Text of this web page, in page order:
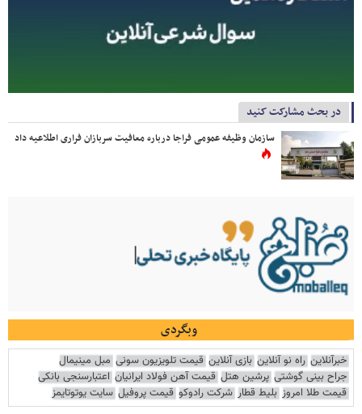
در بحث مشارکت کنید
سازمان وظیفه عمومی فراجا درباره معافیت سربازان فراری اطلاعیه داد
وبگردی
خبرآنلاین راه نو آنلاین بازی آنلاین قیمت تلویزیون سونی مبل مینیمال
جراح بینی گوشتی پرشین هتل قیمت آهن فولاد ایرانیان اعتبارسنجی بانکی
قیمت طلا امروز بلیط قطار شرکت رادوکو قیمت پروفیل سایت یوتوتایمز